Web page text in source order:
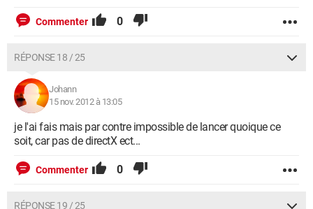
Commenter 0
RÉPONSE 18 / 25
Johann
15 nov. 2012 à 13:05
je l'ai fais mais par contre impossible de lancer quoique ce
soit, car pas de directX ect...
Commenter 0
RÉPONSE 19 / 25